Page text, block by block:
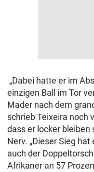
„Dabei hatte er im
einzigen Ball im Tor
Mader nach dem
schrieb Teixeira noch
dass er locker bleiben
Nerv. „Dieser Sieg
auch der
Afrikaner an 57